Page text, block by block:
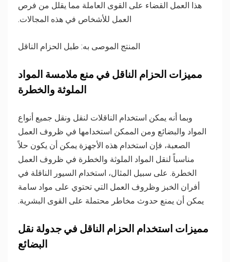
هذا العمل القضاء على القوى العاملة مما يقلل من فرص
العمل للأشخاص في هذه المجالات.
المنتج الموصى به: طبل الحزام الناقل
مميزات الحزام الناقل في منع ملامسة المواد
الملوثة والخطرة
وبما أنه يمكن استخدام الناقلات لنقل ونقل جميع أنواع
المواد والبضائع ومن الممكن استخدامها في ظروف العمل
الصعبة، فإن استخدام هذه الأجهزة يمكن أن يكون حلاً
مناسباً لنقل المواد الملوثة والخطرة في ظروف العمل
الخطرة. على سبيل المثال، استخدام السيور الناقلة في
أفران الخبز وظروف العمل التي تحتوي على مواد سامة
يمكن أن يمنع حدوث مخاطر محتملة على القوى البشرية.
مميزات استخدام الحزام الناقل في جدولة نقل
البضائع